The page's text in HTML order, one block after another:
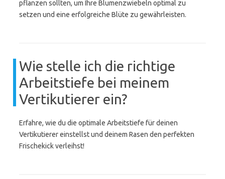
pflanzen sollten, um Ihre Blumenzwiebeln optimal zu
setzen und eine erfolgreiche Blüte zu gewährleisten.
Wie stelle ich die richtige
Arbeitstiefe bei meinem
Vertikutierer ein?
Erfahre, wie du die optimale Arbeitstiefe für deinen
Vertikutierer einstellst und deinem Rasen den perfekten
Frischekick verleihst!